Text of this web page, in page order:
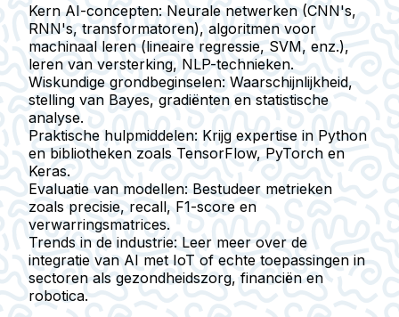
Kern AI-concepten: Neurale netwerken (CNN's,
RNN's, transformatoren), algoritmen voor
machinaal leren (lineaire regressie, SVM, enz.),
leren van versterking, NLP-technieken.
Wiskundige grondbeginselen: Waarschijnlijkheid,
stelling van Bayes, gradiënten en statistische
analyse.
Praktische hulpmiddelen: Krijg expertise in Python
en bibliotheken zoals TensorFlow, PyTorch en
Keras.
Evaluatie van modellen: Bestudeer metrieken
zoals precisie, recall, F1-score en
verwarringsmatrices.
Trends in de industrie: Leer meer over de
integratie van AI met IoT of echte toepassingen in
sectoren als gezondheidszorg, financiën en
robotica.